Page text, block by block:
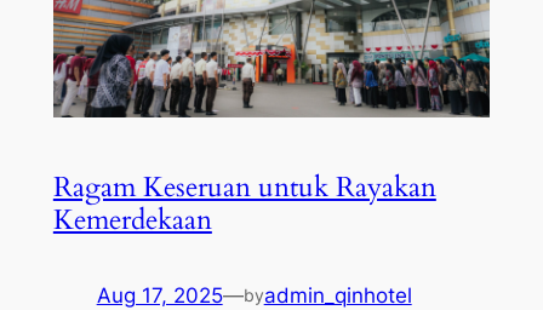
Ragam Keseruan untuk Rayakan
Kemerdekaan
Aug 17, 2025—byadmin_qinhotel